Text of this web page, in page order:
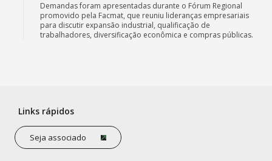
Demandas foram apresentadas durante o Fórum Regional
promovido pela Facmat, que reuniu lideranças empresariais
para discutir expansão industrial, qualificação de
trabalhadores, diversificação econômica e compras públicas.
Links rápidos
Seja associado